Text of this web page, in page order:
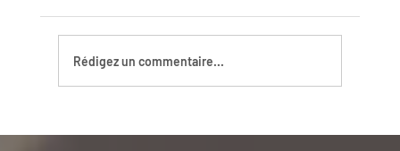
Rédigez un commentaire...